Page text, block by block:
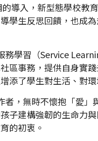
導入，新型態學校教
學生反思回饋，也成
學習（Service
區事務，提供自身實
添了學生對生活、對
，無時不懷抱「愛」
子建構強韌的生命力
的初衷。